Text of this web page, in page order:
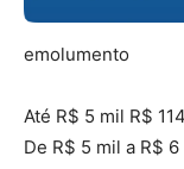
emolumento
Até R$ 5 mil R$
De R$ 5 mil a R$